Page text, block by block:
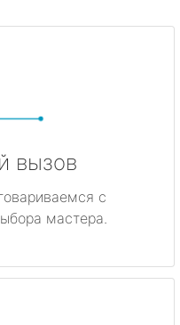
вызов
с
мастера.